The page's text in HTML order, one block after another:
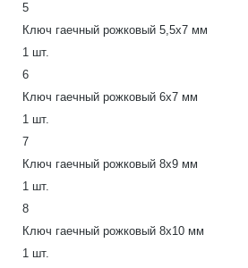
5
Ключ гаечный рожковый 5,5х7 мм
1 шт.
6
Ключ гаечный рожковый 6х7 мм
1 шт.
7
Ключ гаечный рожковый 8х9 мм
1 шт.
8
Ключ гаечный рожковый 8x10 мм
1 шт.